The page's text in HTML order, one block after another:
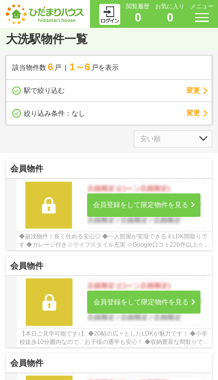
閲覧履歴
0
お気に入り
0
メニュー
大洗駅物件一覧
該当物件数 6 戸 1～6 戸を表示
駅で絞り込む 変更
絞り込み条件： なし 変更
会員物件
会員登録をして限定物件を見る
◆築浅物件！長く住める安心◎ ◆一人部屋が実現できる４LDK間取りで
す ◆ガレージ付き☆ライフスタイル充実 ☆Google口コミ220件以上☆お
会員物件
会員登録をして限定物件を見る
【本日ご見学可能です♪】 ◆20帖の広々としたLDKが魅力です！ ◆小学
校徒歩10分圏内なので、お子様の通学も安心！ ◆収納豊富な間取りで
す。 ☆Google口コミ250件以上☆お客様との出会い...
会員物件